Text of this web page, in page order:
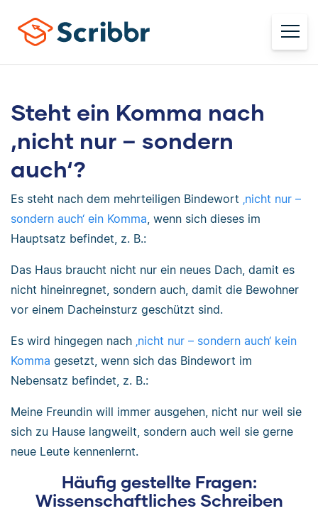
Steht ein Komma nach
‚nicht nur – sondern
auch‘?
Es steht nach dem mehrteiligen Bindewort ‚nicht nur –
sondern auch‘ ein Komma, wenn sich dieses im
Hauptsatz befindet, z. B.:
Das Haus braucht nicht nur ein neues Dach, damit es
nicht hineinregnet, sondern auch, damit die Bewohner
vor einem Dacheinsturz geschützt sind.
Es wird hingegen nach ‚nicht nur – sondern auch‘ kein
Komma gesetzt, wenn sich das Bindewort im
Nebensatz befindet, z. B.:
Meine Freundin will immer ausgehen, nicht nur weil sie
sich zu Hause langweilt, sondern auch weil sie gerne
neue Leute kennenlernt.
Häufig gestellte Fragen:
Wissenschaftliches Schreiben